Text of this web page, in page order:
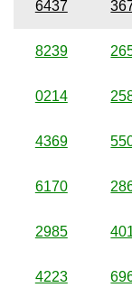
6437
8239
0214
4369
6170
2985
4223